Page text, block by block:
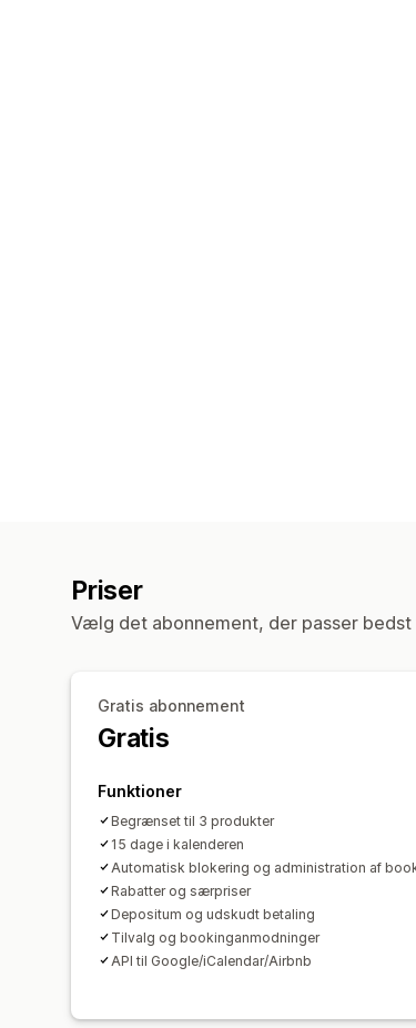
Priser
Vælg det abonnement, der passer bedst
Gratis abonnement
Gratis
Funktioner
Begrænset til 3 produkter
15 dage i kalenderen
Automatisk blokering og administration af
Rabatter og særpriser
Depositum og udskudt betaling
Tilvalg og bookinganmodninger
API til Google/iCalendar/Airbnb